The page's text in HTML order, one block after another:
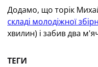
Додамо, що торік
складі молодіжної
хвилин) і забив два
ТЕГИ